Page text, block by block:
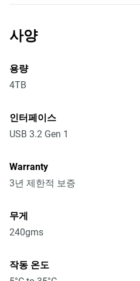
사양
용량
4TB
인터페이스
USB 3.2 Gen 1
Warranty
3년 제한적 보증
무게
240gms
작동 온도